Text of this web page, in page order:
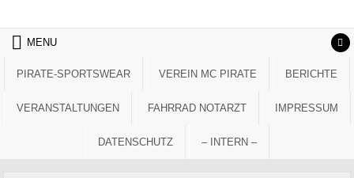
MENU
PIRATE-SPORTSWEAR VEREIN MC PIRATE BERICHTE
VERANSTALTUNGEN FAHRRAD NOTARZT IMPRESSUM
DATENSCHUTZ – INTERN –